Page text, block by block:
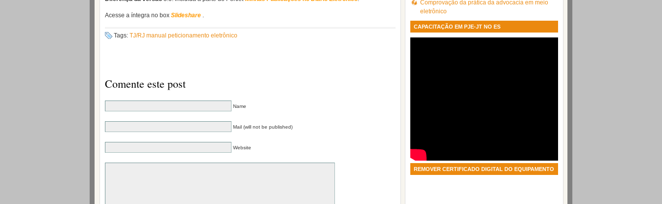
Acesse a íntegra no box Slideshare .
Tags: TJ/RJ manual peticionamento eletrônico
Comente este post
Name
Mail (will not be published)
Website
Comprovação da prática da advocacia em meio
eletrônico
CAPACITAÇÃO EM PJE-JT NO ES
REMOVER CERTIFICADO DIGITAL DO EQUIPAMENTO